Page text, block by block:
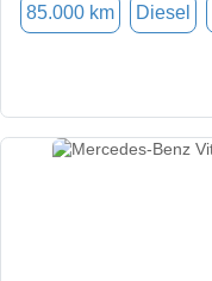
85.000 km Diesel